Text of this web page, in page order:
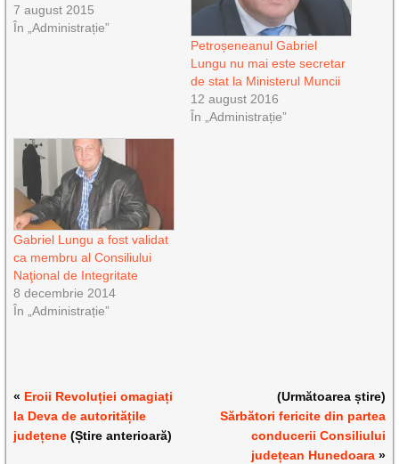
7 august 2015
În „Administrație”
Petroșeneanul Gabriel
Lungu nu mai este secretar
de stat la Ministerul Muncii
12 august 2016
În „Administrație”
Gabriel Lungu a fost validat
ca membru al Consiliului
Naţional de Integritate
8 decembrie 2014
În „Administrație”
« Eroii Revoluției omagiați
la Deva de autoritățile
județene (Știre anterioară)
(Următoarea știre)
Sărbători fericite din partea
conducerii Consiliului
județean Hunedoara»